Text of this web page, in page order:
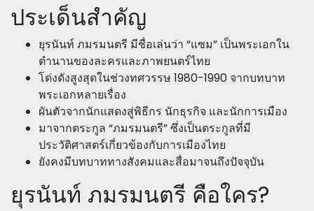
ประเด็นสำคัญ
ยุรนันท์ ภมรมนตรี มีชื่อเล่นว่า “แซม” เป็นพระเอกใน
ตำนานของละครและภาพยนตร์ไทย
โด่งดังสูงสุดในช่วงทศวรรษ 1980-1990 จากบทบาท
พระเอกหลายเรื่อง
ผันตัวจากนักแสดงสู่พิธีกร นักธุรกิจ และนักการเมือง
มาจากตระกูล “ภมรมนตรี” ซึ่งเป็นตระกูลที่มี
ประวัติศาสตร์เกี่ยวข้องกับการเมืองไทย
ยังคงมีบทบาททางสังคมและสื่อมาจนถึงปัจจุบัน
ยุรนันท์ ภมรมนตรี คือใคร?